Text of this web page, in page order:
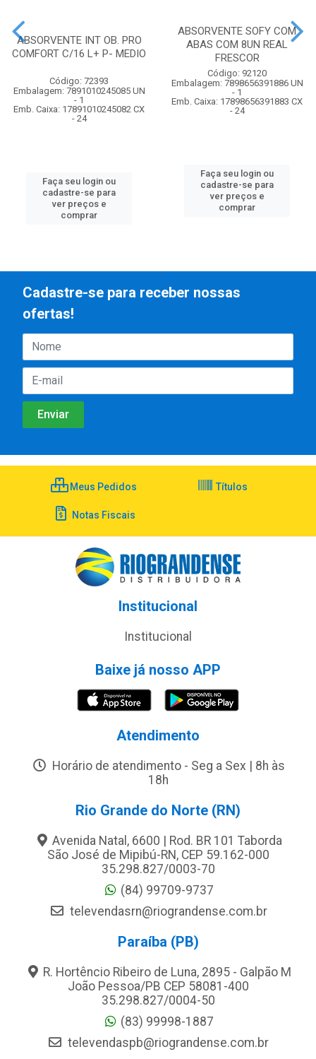
ABSORVENTE INT OB. PRO
COMFORT C/16 L+ P- MEDIO
Código: 72393
Embalagem: 7891010245085 UN
- 1
Emb. Caixa: 17891010245082 CX
- 24
Faça seu login ou
cadastre-se para
ver preços e
comprar
ABSORVENTE SOFY COM
ABAS COM 8UN REAL
FRESCOR
Código: 92120
Embalagem: 7898656391886 UN
- 1
Emb. Caixa: 17898656391883 CX
- 24
Faça seu login ou
cadastre-se para
ver preços e
comprar
Cadastre-se para receber nossas
ofertas!
Meus Pedidos Títulos
Notas Fiscais
Institucional
Institucional
Baixe já nosso APP
Atendimento
Horário de atendimento - Seg a Sex | 8h às
18h
Rio Grande do Norte (RN)
Avenida Natal, 6600 | Rod. BR 101 Taborda
São José de Mipibú-RN, CEP 59.162-000
35.298.827/0003-70
(84) 99709-9737
televendasrn@riograndense.com.br
Paraíba (PB)
R. Hortêncio Ribeiro de Luna, 2895 - Galpão M
João Pessoa/PB CEP 58081-400
35.298.827/0004-50
(83) 99998-1887
televendaspb@riograndense.com.br